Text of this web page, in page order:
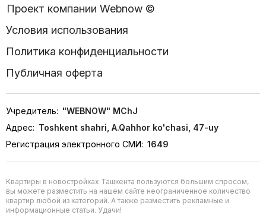
Проект компании Webnow ©
Условия использования
Политика конфиденциальности
Публичная оферта
Учредитель: "WEBNOW" MChJ
Адрес: Toshkent shahri, A.Qahhor ko'chasi, 47-uy
Регистрация электронного СМИ: 1649
Квартиры в новостройках Ташкента пользуются большим спросом,
вы можете разместить на нашем сайте неограниченное количество
квартир любой из категорий. А также разместить рекламные и
информационные статьи. Удачи!